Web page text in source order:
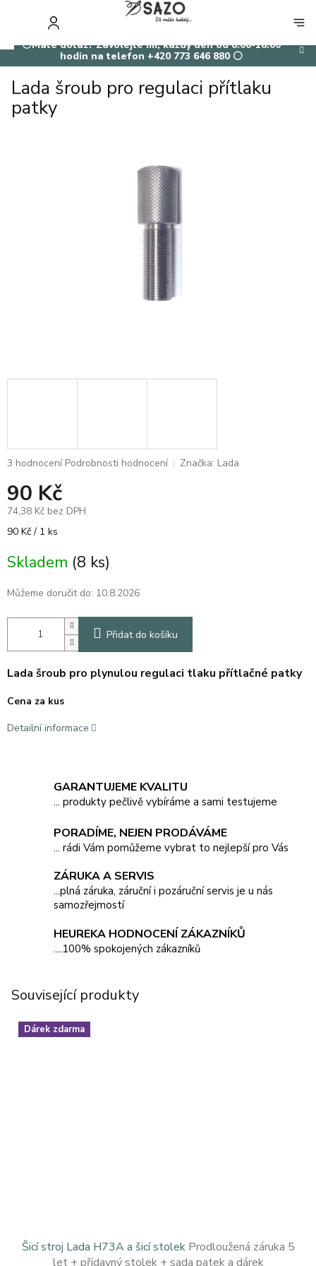
⚪Máte dotaz? Zavolejte mi, každý den od 8:00-18:00
hodin na telefon +420 773 646 880 ⚪
KOŠÍK
Lada šroub pro regulaci přítlaku
patky
Průměrné
produktu
je
5,0
z
hvězdiček.
3 hodnocení Podrobnosti hodnocení Značka: Lada
90 Kč
74,38 Kč bez DPH
Měrná
90 Kč / 1 ks
Skladem (8 ks)
Můžeme doručit do: 10.8.2026
Přidat do košíku
Lada šroub pro plynulou regulaci tlaku přítlačné patky
Cena za kus
Detailní informace
GARANTUJEME KVALITU
... produkty pečlivě vybíráme a sami testujeme
PORADÍME, NEJEN PRODÁVÁME
... rádi Vám pomůžeme vybrat to nejlepší pro Vás
ZÁRUKA A SERVIS
...plná záruka, záruční i pozáruční servis je u nás
samozřejmostí
HEUREKA HODNOCENÍ ZÁKAZNÍKŮ
....100% spokojených zákazníků
Související produkty
Dárek zdarma
Šicí stroj Lada H73A a šicí stolek Prodloužená záruka 5
let + přídavný stolek + sada patek a dárek